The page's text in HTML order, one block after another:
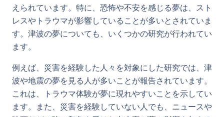
えられています。特に、恐怖や不安を感じる夢は、スト
レスやトラウマが影響していることが多いとされていま
す。津波の夢についても、いくつかの研究が行われてい
ます。
例えば、災害を経験した人々を対象にした研究では、津
波や地震の夢を見る人が多いことが報告されています。
これは、トラウマ体験が夢に現れやすいことを示してい
ます。また、災害を経験していない人でも、ニュースや